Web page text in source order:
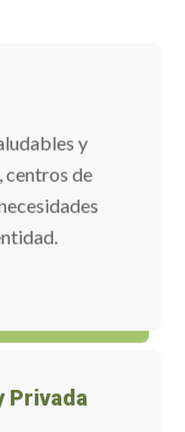
y
centros de
Privada